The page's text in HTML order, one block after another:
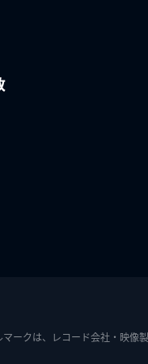
マークは、レコード会社・映像